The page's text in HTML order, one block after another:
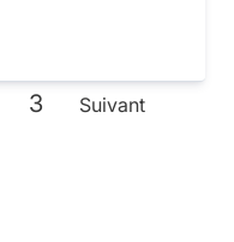
3 Suivant